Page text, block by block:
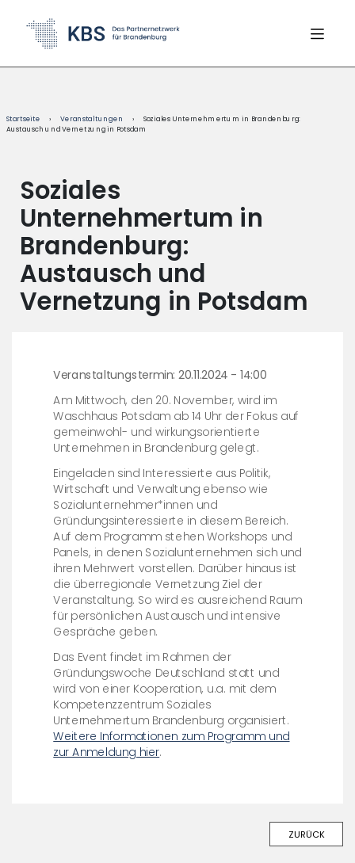
Startseite › Veranstaltungen ›
Soziales Unternehmertum in Brandenburg:
Austausch und Vernetzung in Potsdam
Soziales
Unternehmertum in
Brandenburg:
Austausch und
Vernetzung in Potsdam
Veranstaltungstermin: 20.11.2024 - 14:00
Am Mittwoch, den 20. November, wird im
Waschhaus Potsdam ab 14 Uhr der Fokus auf
gemeinwohl- und wirkungsorientierte
Unternehmen in Brandenburg gelegt.
Eingeladen sind Interessierte aus Politik,
Wirtschaft und Verwaltung ebenso wie
Sozialunternehmer*innen und
Gründungsinteressierte in diesem Bereich.
Auf dem Programm stehen Workshops und
Panels, in denen Sozialunternehmen sich und
ihren Mehrwert vorstellen. Darüber hinaus ist
die überregionale Vernetzung Ziel der
Veranstaltung. So wird es ausreichend Raum
für persönlichen Austausch und intensive
Gespräche geben.
Das Event findet im Rahmen der
Gründungswoche Deutschland statt und
wird von einer Kooperation, u.a. mit dem
Kompetenzzentrum Soziales
Unternehmertum Brandenburg organisiert.
Weitere Informationen zum Programm und
zur Anmeldung hier.
ZURÜCK